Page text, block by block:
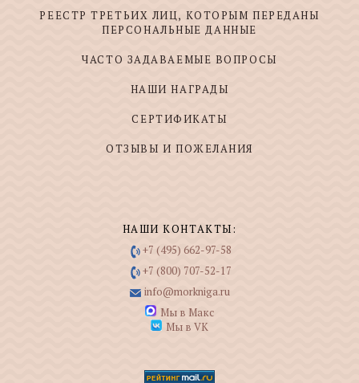
РЕЕСТР ТРЕТЬИХ ЛИЦ, КОТОРЫМ ПЕРЕДАНЫ
ПЕРСОНАЛЬНЫЕ ДАННЫЕ
ЧАСТО ЗАДАВАЕМЫЕ ВОПРОСЫ
НАШИ НАГРАДЫ
СЕРТИФИКАТЫ
ОТЗЫВЫ И ПОЖЕЛАНИЯ
НАШИ КОНТАКТЫ:
+7 (495) 662-97-58
+7 (800) 707-52-17
info@morkniga.ru
Мы в Макс
Мы в VK